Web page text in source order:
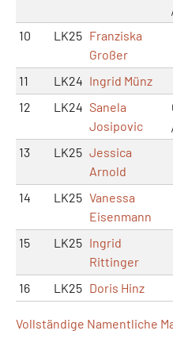
10 LK25 Franziska
Großer
11 LK24 Ingrid Münz
12
LK24 Sanela
Josipovic
13 LK25 Jessica
Arnold
14 LK25 Vanessa
Eisenmann
15 LK25 Ingrid
Rittinger
16 LK25 Doris Hinz
Vollständige Namentliche